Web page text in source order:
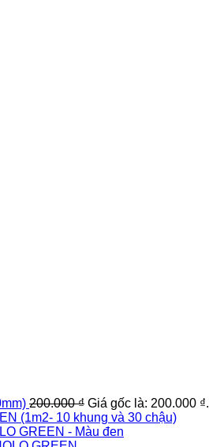
200.000₫ Giá gốc là: 200.000 ₫.
(1m2- 10 khung và 30 chậu)
GREEN - Màu đen